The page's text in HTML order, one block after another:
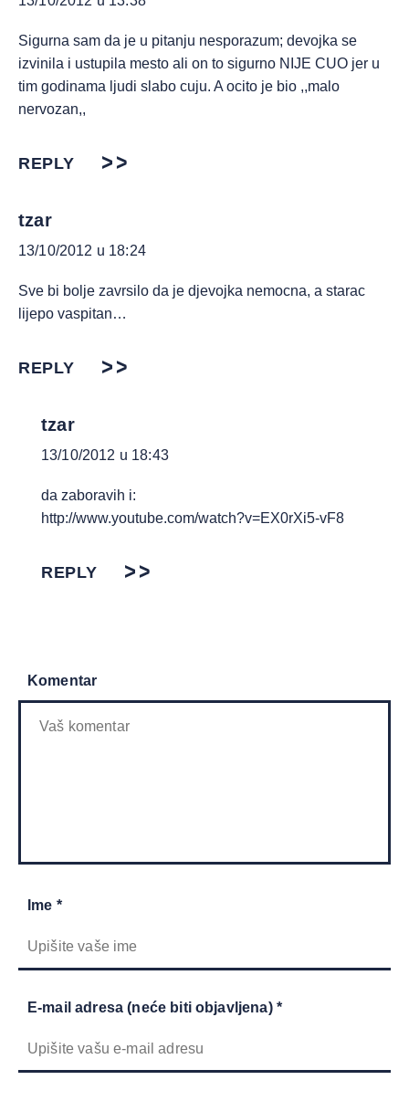
Sigurna sam da je u pitanju nesporazum; devojka se
izvinila i ustupila mesto ali on to sigurno NIJE CUO jer u
tim godinama ljudi slabo cuju. A ocito je bio ,,malo
nervozan,,
REPLY
tzar
13/10/2012 u 18:24
Sve bi bolje zavrsilo da je djevojka nemocna, a starac
lijepo vaspitan…
REPLY
tzar
13/10/2012 u 18:43
da zaboravih i:
http://www.youtube.com/watch?v=EX0rXi5-vF8
REPLY
Komentar
Ime *
E-mail adresa (neće biti objavljena) *